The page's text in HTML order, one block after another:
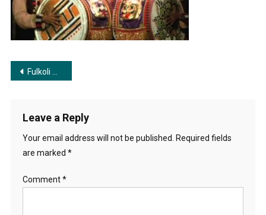
Post
Fulkoli Re Fulkoli | ফুলকলি রে ফুলকলি
Leave a Reply
Your email address will not be published.
Required fields
are marked *
Comment*